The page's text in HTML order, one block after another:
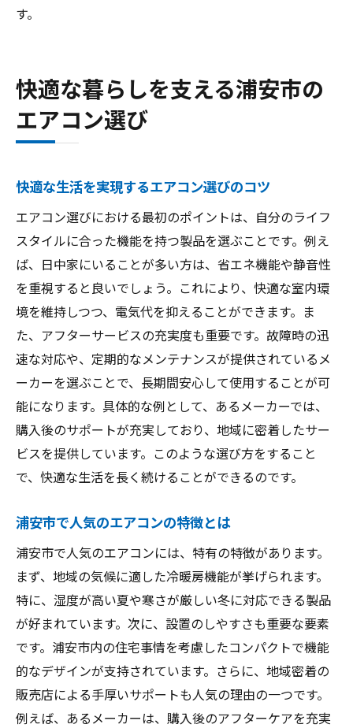
す。
快適な暮らしを支える浦安市の
エアコン選び
快適な生活を実現するエアコン選びのコツ
エアコン選びにおける最初のポイントは、自分のライフ
スタイルに合った機能を持つ製品を選ぶことです。例え
ば、日中家にいることが多い方は、省エネ機能や静音性
を重視すると良いでしょう。これにより、快適な室内環
境を維持しつつ、電気代を抑えることができます。ま
た、アフターサービスの充実度も重要です。故障時の迅
速な対応や、定期的なメンテナンスが提供されているメ
ーカーを選ぶことで、長期間安心して使用することが可
能になります。具体的な例として、あるメーカーでは、
購入後のサポートが充実しており、地域に密着したサー
ビスを提供しています。このような選び方をすること
で、快適な生活を長く続けることができるのです。
浦安市で人気のエアコンの特徴とは
浦安市で人気のエアコンには、特有の特徴があります。
まず、地域の気候に適した冷暖房機能が挙げられます。
特に、湿度が高い夏や寒さが厳しい冬に対応できる製品
が好まれています。次に、設置のしやすさも重要な要素
です。浦安市内の住宅事情を考慮したコンパクトで機能
的なデザインが支持されています。さらに、地域密着の
販売店による手厚いサポートも人気の理由の一つです。
例えば、あるメーカーは、購入後のアフターケアを充実